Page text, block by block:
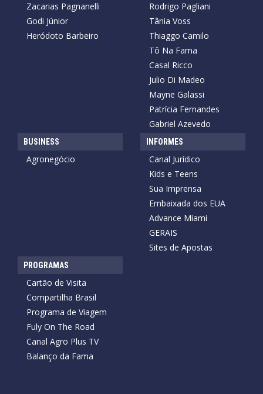
Zacarias Pagnanelli
Godi Júnior
Heródoto Barbeiro
Rodrigo Pagliani
Tânia Voss
Thiaggo Camilo
Tô Na Fama
Casal Ricco
Julio Di Madeo
Mayne Galassi
Patrícia Fernandes
Gabriel Azevedo
BUSINESS
Agronegócio
INFORMES
Canal Jurídico
Kids e Teens
Sua Imprensa
Embaixada dos EUA
Advance Miami
GERAIS
Sites de Apostas
PROGRAMAS
Cartão de Visita
Compartilha Brasil
Programa de Viagem
Fuly On The Road
Canal Agro Plus TV
Balanço da Fama